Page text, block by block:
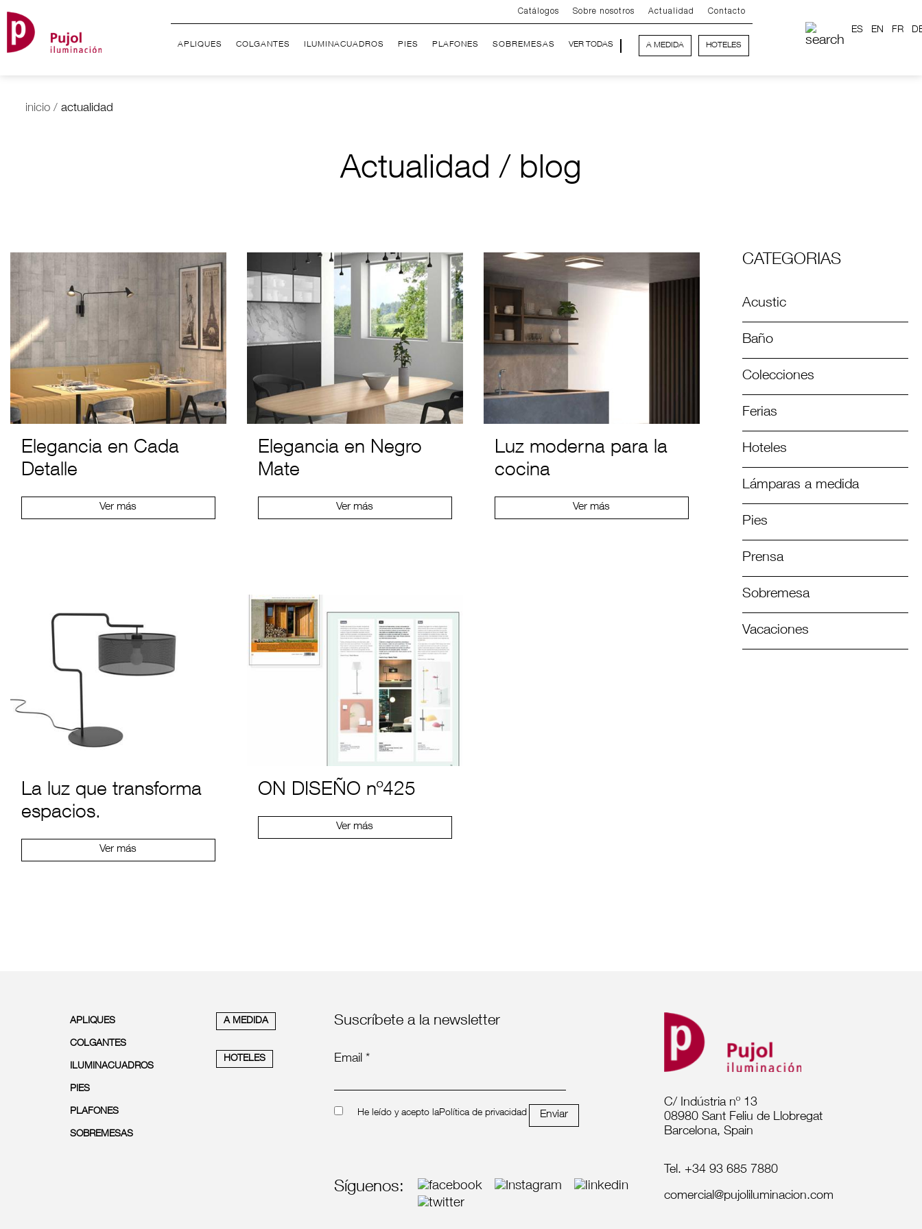
Catálogos Sobre nosotros Actualidad Contacto
APLIQUES COLGANTES ILUMINACUADROS PIES PLAFONES SOBREMESAS VER TODAS A MEDIDA HOTELES
ES EN FR
inicio / actualidad
Actualidad / blog
Elegancia en Cada
Detalle
Ver más
Elegancia en Negro
Mate
Ver más
Luz moderna para la
cocina
Ver más
La luz que transforma
espacios.
Ver más
ON DISEÑO nº425
Ver más
CATEGORIAS
Acustic
Baño
Colecciones
Ferias
Hoteles
Lámparas a medida
Pies
Prensa
Sobremesa
Vacaciones
APLIQUES
COLGANTES
ILUMINACUADROS
PIES
PLAFONES
SOBREMESAS
A MEDIDA
HOTELES
Suscríbete a la newsletter
Email *
He leído y acepto laPolítica de privacidad Enviar
Síguenos:
C/ Indústria nº 13
08980 Sant Feliu de Llobregat
Barcelona, Spain
Tel. +34 93 685 7880
comercial@pujoliluminacion.com